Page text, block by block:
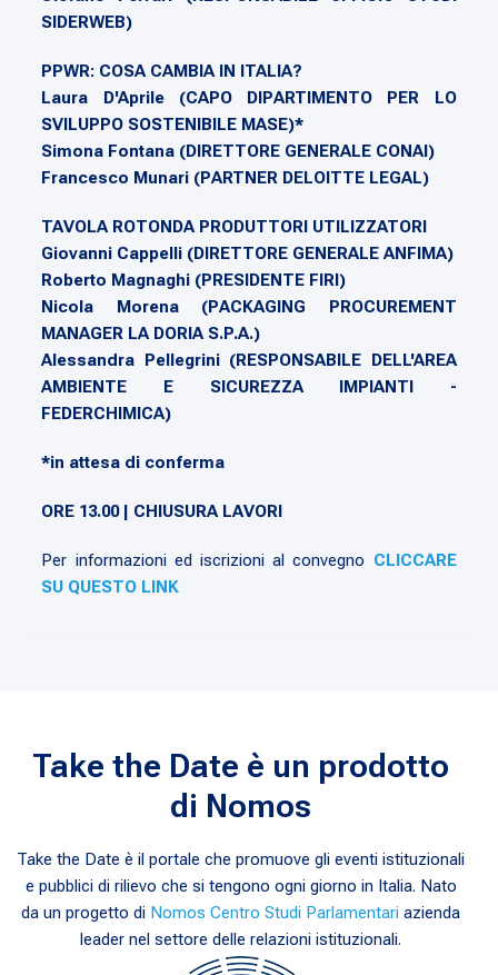
SIDERWEB)
PPWR: COSA CAMBIA IN ITALIA?
Laura D'Aprile (CAPO DIPARTIMENTO PER LO
SVILUPPO SOSTENIBILE MASE)*
Simona Fontana (DIRETTORE GENERALE CONAI)
Francesco Munari (PARTNER DELOITTE LEGAL)
TAVOLA ROTONDA PRODUTTORI UTILIZZATORI
Giovanni Cappelli (DIRETTORE GENERALE ANFIMA)
Roberto Magnaghi (PRESIDENTE FIRI)
Nicola Morena (PACKAGING PROCUREMENT
MANAGER LA DORIA S.P.A.)
Alessandra Pellegrini (RESPONSABILE DELL'AREA
AMBIENTE E SICUREZZA IMPIANTI -
FEDERCHIMICA)
*in attesa di conferma
ORE 13.00 | CHIUSURA LAVORI
Per informazioni ed iscrizioni al convegno CLICCARE
SU QUESTO LINK
Take the Date è un prodotto
di Nomos
Take the Date è il portale che promuove gli eventi istituzionali
e pubblici di rilievo che si tengono ogni giorno in Italia. Nato
da un progetto di Nomos Centro Studi Parlamentari azienda
leader nel settore delle relazioni istituzionali.